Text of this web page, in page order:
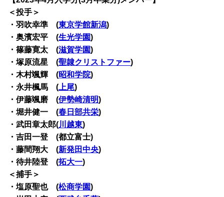
＜投手＞
・羽吹幸準 (東京学館新潟)
・奥濱宏平 (生光学園)
・篠藤寛太 (滋賀学園)
・塚原流星 (聖隷クリストファー)
・木村颯輝 (昭和学院)
・永井楓馬 ( 上尾)
・伊藤颯磨 (伊勢崎清明)
・堀井健一 (春日部共栄)
・武田章太郎(川越東)
・吉田一登 (都立富士)
・藤間翔大 (新発田中央)
・待井陸登 (拓大一)
＜捕手＞
・塩原聖也 (松商学園)